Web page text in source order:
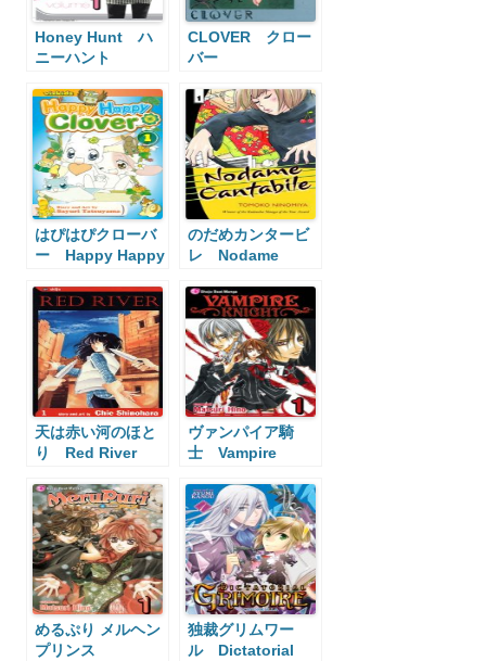
Honey Hunt ハ
ニーハント
CLOVER クロー
バー
はぴはぴクローバ
ー Happy Happy
のだめカンタービ
レ Nodame
天は赤い河のほと
り Red River
ヴァンパイア騎
士 Vampire
めるぷり メルヘン
プリンス
独裁グリムワー
ル Dictatorial